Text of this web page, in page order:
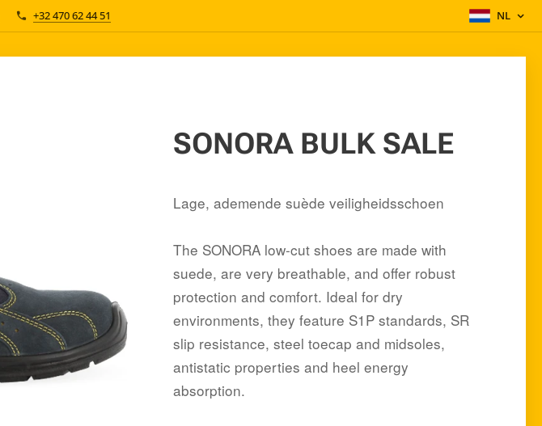
+32 470 62 44 51 NL
SONORA BULK SALE
Lage, ademende suède veiligheidsschoen
The SONORA low-cut shoes are made with
suede, are very breathable, and offer robust
protection and comfort. Ideal for dry
environments, they feature S1P standards, SR
slip resistance, steel toecap and midsoles,
antistatic properties and heel energy
absorption.